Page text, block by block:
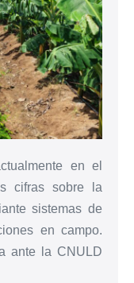
en el
cifras sobre la
sistemas de
en campo.
ante la CNULD